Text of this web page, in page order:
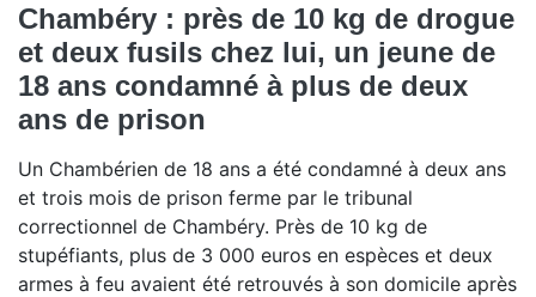
Chambéry : près de 10 kg de drogue
et deux fusils chez lui, un jeune de
18 ans condamné à plus de deux
ans de prison
Un Chambérien de 18 ans a été condamné à deux ans
et trois mois de prison ferme par le tribunal
correctionnel de Chambéry. Près de 10 kg de
stupéfiants, plus de 3 000 euros en espèces et deux
armes à feu avaient été retrouvés à son domicile après